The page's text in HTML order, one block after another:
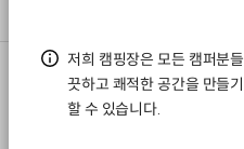
저희 캠핑장은 모든 캠퍼분
끗하고 쾌적한 공간을 만들
할 수 있습니다.